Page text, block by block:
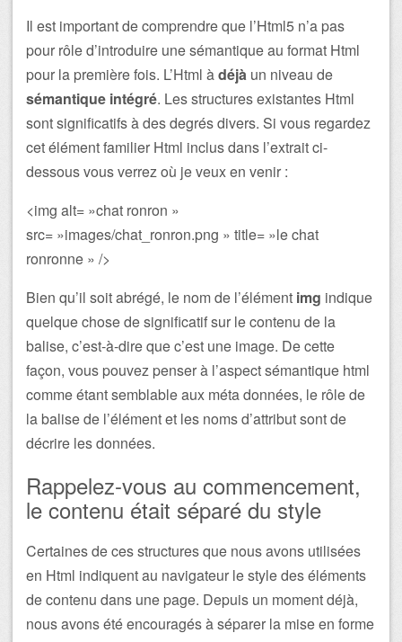
Il est important de comprendre que l’Html5 n’a pas
pour rôle d’introduire une sémantique au format Html
pour la première fois. L’Html àdéjà un niveau de
sémantique intégré. Les structures existantes Html
sont significatifs à des degrés divers. Si vous regardez
cet élément familier Html inclus dans l’extrait ci-
dessous vous verrez où je veux en venir :
<img alt= »chat ronron »
src= »images/chat_ronron.png » title= »le chat
ronronne » />
Bien qu’il soit abrégé, le nom de l’élément img indique
quelque chose de significatif sur le contenu de la
balise, c’est-à-dire que c’est une image. De cette
façon, vous pouvez penser à l’aspect sémantique html
comme étant semblable aux méta données, le rôle de
la balise de l’élément et les noms d’attribut sont de
décrire les données.
Rappelez-vous au commencement,
le contenu était séparé du style
Certaines de ces structures que nous avons utilisées
en Html indiquent au navigateur le style des éléments
de contenu dans une page. Depuis un moment déjà,
nous avons été encouragés à séparer la mise en forme